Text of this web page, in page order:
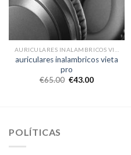
auriculares inalambricos vieta
pro
€65.00 €43.00
POLÍTICAS